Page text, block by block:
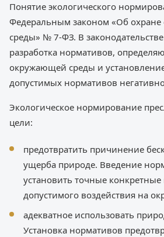
Понятие экологического
Федеральным законом «Об
среды» № 7-ФЗ. В
разработка нормативов,
окружающей среды и
допустимых нормативов
Экологическое нормирование
цели:
предотвратить причинение
ущерба природе. Введение
установить точные
допустимого воздействия на
адекватное использовать
Установка нормативов